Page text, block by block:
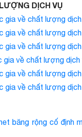
DỊCH VỤ
về chất lượng
về chất lượng
về chất lượng
về chất lượng
về chất lượng
về chất lượng
băng rộng cố định